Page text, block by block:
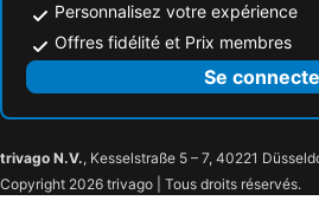
Personnalisez votre expérience
Offres fidélité et Prix membres
Se
trivago N.V., Kesselstraße 5 – 7, 40221
Copyright 2026 trivago | Tous droits réservés.